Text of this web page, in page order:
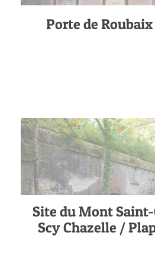
Porte de
Site du Mont
Scy Chazelle /